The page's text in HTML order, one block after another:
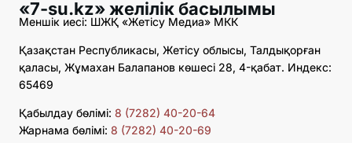
«7-su.kz» желілік басылымы
Меншік иесі: ШЖҚ «Жетісу Медиа» МКК
Қазақстан Республикасы, Жетісу облысы, Талдықорған
қаласы, Жұмахан Балапанов көшесі 28, 4-қабат. Индекс:
65469
Қабылдау бөлімі: 8 (7282) 40-20-64
Жарнама бөлімі: 8 (7282) 40-20-69